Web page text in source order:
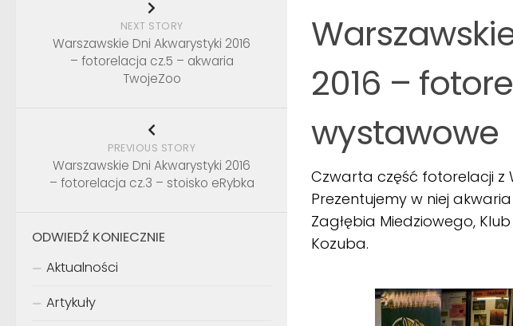
2016 –
wystawowe
Czwarta część fotorelacji z
Prezentujemy w niej
Zagłębia Miedziowego,
Kozuba.
NEXT STORY
Warszawskie Dni Akwarystyki 2016
– fotorelacja cz.5 – akwaria
TwojeZoo
PREVIOUS STORY
Warszawskie Dni Akwarystyki 2016
– fotorelacja cz.3 – stoisko eRybka
ODWIEDŹ KONIECZNIE
Aktualności
Artykuły